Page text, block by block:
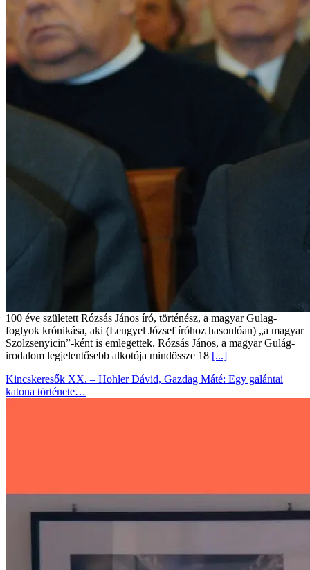
100 éve született Rózsás János író, történész, a magyar Gulag-
foglyok krónikása, aki (Lengyel József íróhoz hasonlóan) „a magyar
Szolzsenyicin”-ként is emlegettek. Rózsás János, a magyar Gulág-
irodalom legjelentősebb alkotója mindössze 18 [...]
Kincskeresők XX. – Hohler Dávid, Gazdag Máté: Egy galántai
katona története…